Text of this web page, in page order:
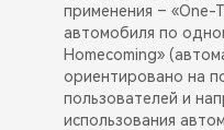
применения – «One-
автомобиля по
Homecoming»
ориентировано на
пользователей и
использования